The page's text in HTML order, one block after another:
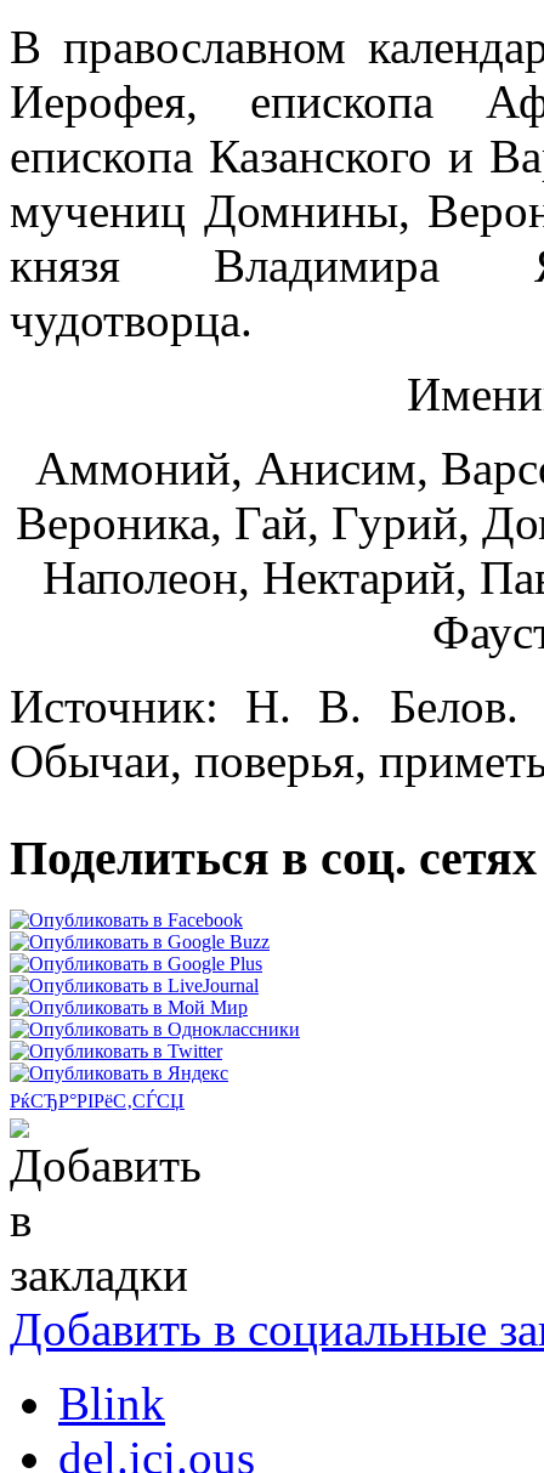
В православном
Иерофея, епископа
епископа Казанского и
мучениц Домнины,
князя Владимира
чудотворца.
Аммоний, Анисим,
Вероника, Гай, Гурий,
Наполеон, Нектарий,
Источник: Н. В. Белов.
Обычаи, поверья,
Поделиться в соц. сетях
РќСЂР°РІРёС‚СЃСЏ
Добавить в социальные
Blink
del.ici.ous